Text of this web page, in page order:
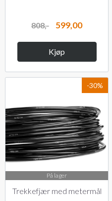
808,- 599,00
Kjøp
-30%
På lager
Trekkefjær med metermål